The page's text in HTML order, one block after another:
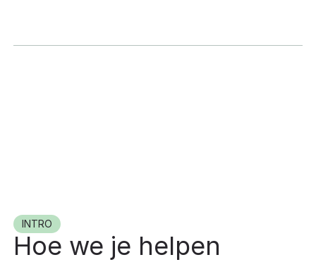
INTRO
Hoe we je helpen